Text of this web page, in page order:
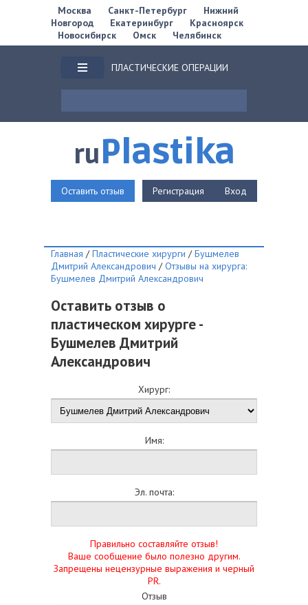
Москва Санкт-Петербург
Нижний
Новгород
Екатеринбург
Красноярск
Новосибирск
Омск Челябинск
ПЛАСТИЧЕСКИЕ ОПЕРАЦИИ
ruPlastika
Оставить отзыв Регистрация Вход
Главная /Пластические хирурги /Бушмелев
Дмитрий Александрович /Отзывы на хирурга:
Бушмелев Дмитрий Александрович
Оставить отзыв о
пластическом хирурге -
Бушмелев Дмитрий
Александрович
Хирург:
Имя:
Эл. почта:
Правильно составляйте отзыв!
Ваше сообщение было полезно другим.
Запрещены нецензурные выражения и черный
PR.
Отзыв